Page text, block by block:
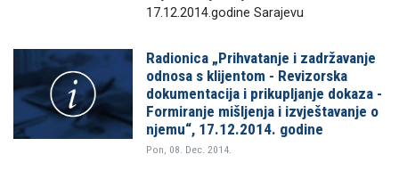
17.12.2014.godine Sarajevu
Radionica „Prihvatanje i zadržavanje
odnosa s klijentom - Revizorska
dokumentacija i prikupljanje dokaza -
Formiranje mišljenja i izvještavanje o
njemu“, 17.12.2014. godine
Pon, 08. Dec. 2014.